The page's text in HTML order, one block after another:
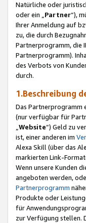
Natürliche oder
oder ein „Partner“),
Ihrer Anmeldung auf
zu, die durch
Partnerprogramm, die
Partnerprogramm).
des Verbots von
durch.
1.Beschreibung
Das Partnerprogramm
(nur verfügbar für
Website“) Geld zu
ist, einer anderen im
Alexa Skill (über das
markierten Link-
Wenn unsere Kunden
angeboten werden,
Partnerprogramm
Produkte oder
für
zur Verfügung stellen.